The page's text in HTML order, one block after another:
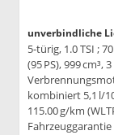
unverbindliche
5-türig, 1.0 TSI ;
(95 PS), 999 cm³,
kombiniert 5,1 l/
115.00 g/km